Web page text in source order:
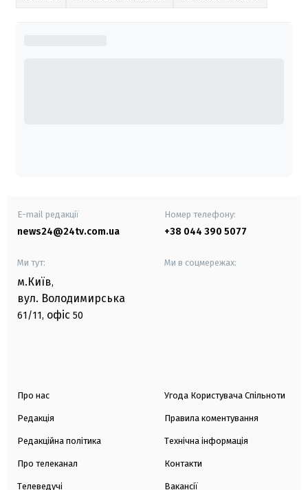
E-mail редакції
news24@24tv.com.ua
Номер телефону:
+38 044 390 5077
Ми тут:
м.Київ,
вул. Володимирська
61/11, офіс 50
Ми в соцмережах:
Про нас
Редакція
Редакційна політика
Про телеканал
Телеведучі
Угода Користувача Спільноти
Правила коментування
Технічна інформація
Контакти
Вакансії